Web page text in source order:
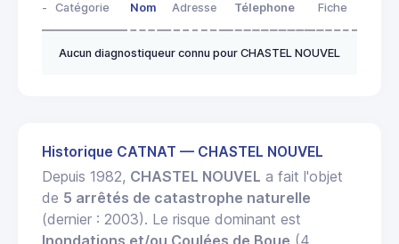
- Catégorie Nom Adresse Télephone Fiche
Aucun diagnostiqueur connu pour CHASTEL NOUVEL
Historique CATNAT — CHASTEL NOUVEL
Depuis 1982, CHASTEL NOUVEL a fait l'objet
de 5 arrêtés de catastrophe naturelle
(dernier : 2003). Le risque dominant est